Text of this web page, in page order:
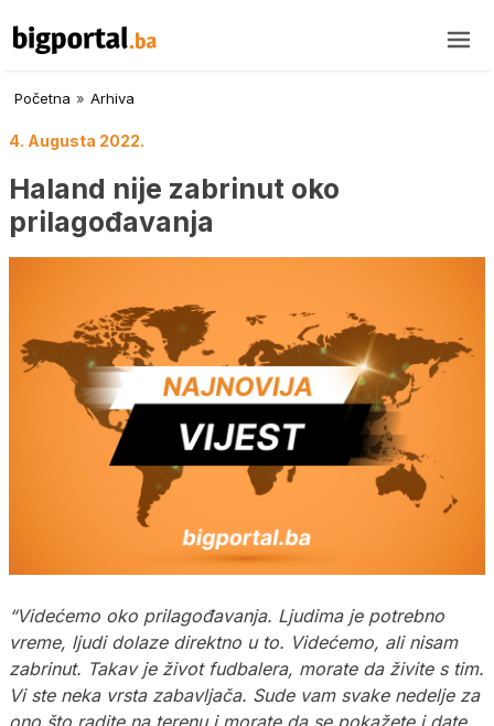
Početna » Arhiva
4. Augusta 2022.
Haland nije zabrinut oko
prilagođavanja
“Videćemo oko prilagođavanja. Ljudima je potrebno
vreme, ljudi dolaze direktno u to. Videćemo, ali nisam
zabrinut. Takav je život fudbalera, morate da živite s tim.
Vi ste neka vrsta zabavljača. Sude vam svake nedelje za
ono što radite na terenu i morate da se pokažete i date